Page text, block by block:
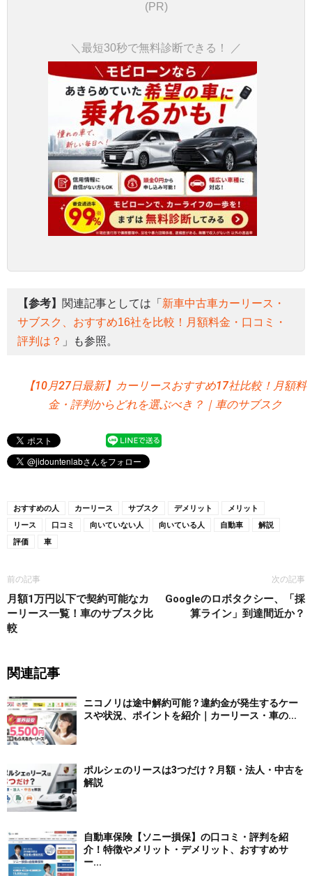
(PR)
＼最短30秒で無料診断できる！ ／
【参考】 関連記事としては「 新車中古車カーリース・
サブスク、おすすめ16社を比較！月額料金・口コミ・
評判は？ 」も参照。
【10月27日最新】カーリースおすすめ17社比較！月額料
金・評判からどれを選ぶべき？｜車のサブスク
おすすめの人 カーリース サブスク デメリット
メリット
リース
口コミ 向いていない人 向いている人 自動車
解説
評価
車
前の記事
月額1万円以下で契約可能なカ
ーリース一覧！車のサブスク比
較
次の記事
Googleのロボタクシー、「採
算ライン」到達間近か？
関連記事
ニコノリは途中解約可能？違約金が発生するケー
スや状況、ポイントを紹介｜カーリース・車の...
ポルシェのリースは3つだけ？月額・法人・中古を
解説
自動車保険【ソニー損保】の口コミ・評判を紹
介！特徴やメリット・デメリット、おすすめサ
ー...